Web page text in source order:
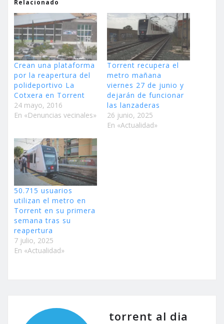
Relacionado
Crean una plataforma
por la reapertura del
polideportivo La
Cotxera en Torrent
24 mayo, 2016
En «Denuncias vecinales»
Torrent recupera el
metro mañana
viernes 27 de junio y
dejarán de funcionar
las lanzaderas
26 junio, 2025
En «Actualidad»
50.715 usuarios
utilizan el metro en
Torrent en su primera
semana tras su
reapertura
7 julio, 2025
En «Actualidad»
torrent al dia